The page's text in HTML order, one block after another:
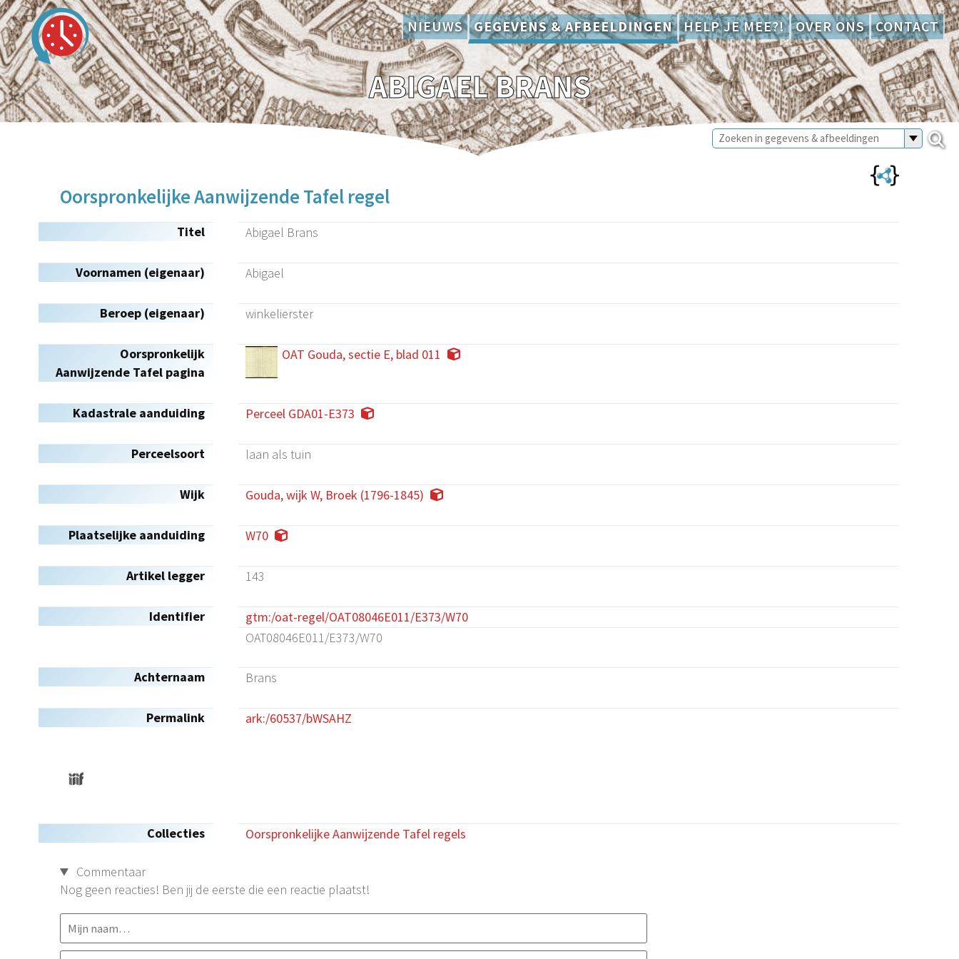
NIEUWS GEGEVENS & AFBEELDINGEN HELP JE MEE?! OVER ONS CONTACT
ABIGAEL BRANS
Oorspronkelijke Aanwijzende Tafel regel
Titel Abigael Brans
Voornamen (eigenaar) Abigael
Beroep (eigenaar) winkelierster
Oorspronkelijk
Aanwijzende Tafel pagina
OAT Gouda, sectie E, blad 011
Kadastrale aanduiding Perceel GDA01-E373
Perceelsoort laan als tuin
Wijk Gouda, wijk W, Broek (1796-1845)
Plaatselijke aanduiding W70
Artikel legger 143
Identifier
gtm:/oat-regel/OAT08046E011/E373/W70
OAT08046E011/E373/W70
Achternaam Brans
Permalink ark:/60537/bWSAHZ
Collecties Oorspronkelijke Aanwijzende Tafel regels
Commentaar
Nog geen reacties! Ben jij de eerste die een reactie plaatst!